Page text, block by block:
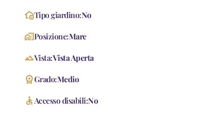
home_and_gardenTipo giardino:No
home_workPosizione:Mare
landscapeVista:Vista Aperta
workspace_premiumGrado:Medio
accessible Accesso disabili:No